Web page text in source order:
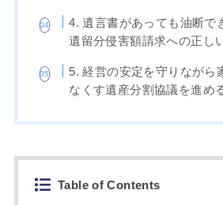
4. 遺言書があっても油断で
遺留分侵害額請求への正し
5. 経営の安定を守りながら
なくす遺産分割協議を進め
Table of Contents